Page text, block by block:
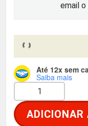
o
r
i
g
i
email o
Até 12x sem
Saiba mais
a
i
ADICIONAR